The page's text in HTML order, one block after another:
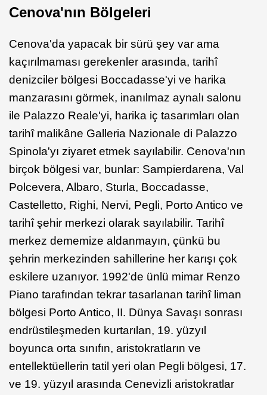
Cenova'nın Bölgeleri
Cenova'da yapacak bir sürü şey var ama
kaçırılmaması gerekenler arasında, tarihî
denizciler bölgesi Boccadasse'yi ve harika
manzarasını görmek, inanılmaz aynalı salonu
ile Palazzo Reale'yi, harika iç tasarımları olan
tarihî malikâne Galleria Nazionale di Palazzo
Spinola'yı ziyaret etmek sayılabilir. Cenova'nın
birçok bölgesi var, bunlar: Sampierdarena, Val
Polcevera, Albaro, Sturla, Boccadasse,
Castelletto, Righi, Nervi, Pegli, Porto Antico ve
tarihî şehir merkezi olarak sayılabilir. Tarihî
merkez dememize aldanmayın, çünkü bu
şehrin merkezinden sahillerine her karışı çok
eskilere uzanıyor. 1992'de ünlü mimar Renzo
Piano tarafından tekrar tasarlanan tarihî liman
bölgesi Porto Antico, II. Dünya Savaşı sonrası
endrüstileşmeden kurtarılan, 19. yüzyıl
boyunca orta sınıfın, aristokratların ve
entellektüellerin tatil yeri olan Pegli bölgesi, 17.
ve 19. yüzyıl arasında Cenevizli aristokratlar